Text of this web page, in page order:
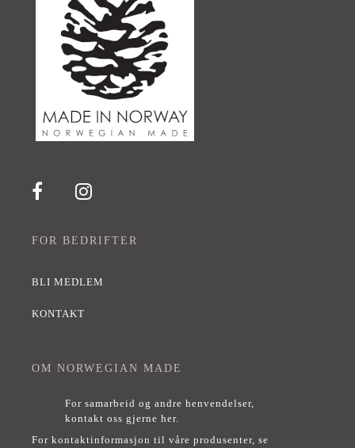
FOR BEDRIFTER
BLI MEDLEM
KONTAKT
OM NORWEGIAN MADE
For samarbeid og andre henvendelser,
kontakt oss gjerne her.
For kontaktinformasjon til våre produsenter, se